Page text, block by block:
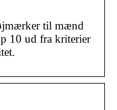
til mænd
10 ud fra kriterier